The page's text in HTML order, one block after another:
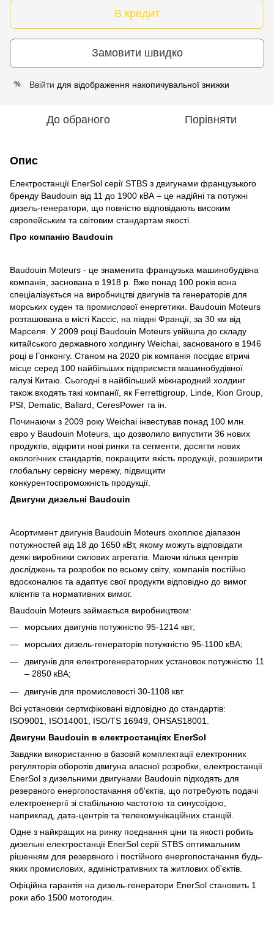
В кредит
Замовити швидко
% Ввійти для відображення накопичувальної знижки
До обраного Порівняти
Опис
Електростанції EnerSol серії STBS з двигунами французького
бренду Baudouin від 11 до 1900 кВА – це надійні та потужні
дизель-генератори, що повністю відповідають високим
європейським та світовим стандартам якості.
Про компанію Baudouin
Baudouin Moteurs - це знаменита французька машинобудівна
компанія, заснована в 1918 р. Вже понад 100 років вона
спеціалізується на виробництві двигунів та генераторів для
морських суден та промислової енергетики. Baudouin Moteurs
розташована в місті Кассіс, на півдні Франції, за 30 км від
Марселя. У 2009 році Baudouin Moteurs увійшла до складу
китайського державного холдингу Weichai, заснованого в 1946
році в Гонконгу. Станом на 2020 рік компанія посідає втричі
місце серед 100 найбільших підприємств машинобудівної
галузі Китаю. Сьогодні в найбільший міжнародний холдинг
також входять такі компанії, як Ferrettigroup, Linde, Kion Group,
PSI, Dematic, Ballard, CeresPower та ін.
Починаючи з 2009 року Weichai інвестував понад 100 млн.
євро у Baudouin Moteurs, що дозволило випустити 36 нових
продуктів, відкрити нові ринки та сегменти, досягти нових
екологічних стандартів, покращити якість продукції, розширити
глобальну сервісну мережу, підвищити
конкурентоспроможність продукції.
Двигуни дизельні Baudouin
Асортимент двигунів Baudouin Moteurs охоплює діапазон
потужностей від 18 до 1650 кВт, якому можуть відповідати
деякі виробники силових агрегатів. Маючи кілька центрів
досліджень та розробок по всьому світу, компанія постійно
вдосконалює та адаптує свої продукти відповідно до вимог
клієнтів та нормативних вимог.
Baudouin Moteurs займається виробництвом:
морських двигунів потужністю 95-1214 квт;
морських дизель-генераторів потужністю 95-1100 кВА;
двигунів для електрогенераторних установок потужністю 11
– 2850 кВА;
двигунів для промисловості 30-1108 квт.
Всі установки сертифіковані відповідно до стандартів:
ISO9001, ISO14001, ISO/TS 16949, OHSAS18001.
Двигуни Baudouin в електростанціях EnerSol
Завдяки використанню в базовій комплектації електронних
регуляторів оборотів двигуна власної розробки, електростанції
EnerSol з дизельними двигунами Baudouin підходять для
резервного енергопостачання об'єктів, що потребують подачі
електроенергії зі стабільною частотою та синусоїдою,
наприклад, дата-центрів та телекомунікаційних станцій.
Одне з найкращих на ринку поєднання ціни та якості робить
дизельні електростанції EnerSol серії STBS оптимальним
рішенням для резервного і постійного енергопостачання будь-
яких промислових, адміністративних та житлових об'єктів.
Офіційна гарантія на дизель-генератори EnerSol становить 1
роки або 1500 мотогодин.